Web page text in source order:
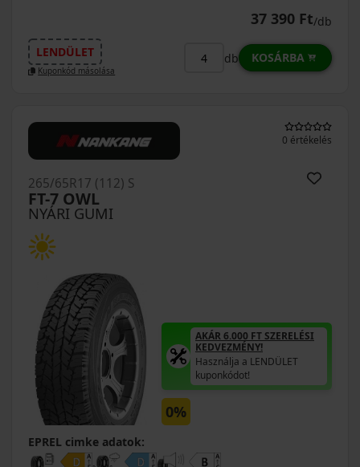
37 390 Ft/db
LENDÜLET
Kuponkód másolása
db KOSÁRBA
0 értékelés
NYÁRI GUMI
FT-7 OWL
265/65R17 (112) S
AKÁR 6.000 FT SZERELÉSI
KEDVEZMÉNY!
Használja a LENDÜLET
kuponkódot!
0%
EPREL cimke adatok: